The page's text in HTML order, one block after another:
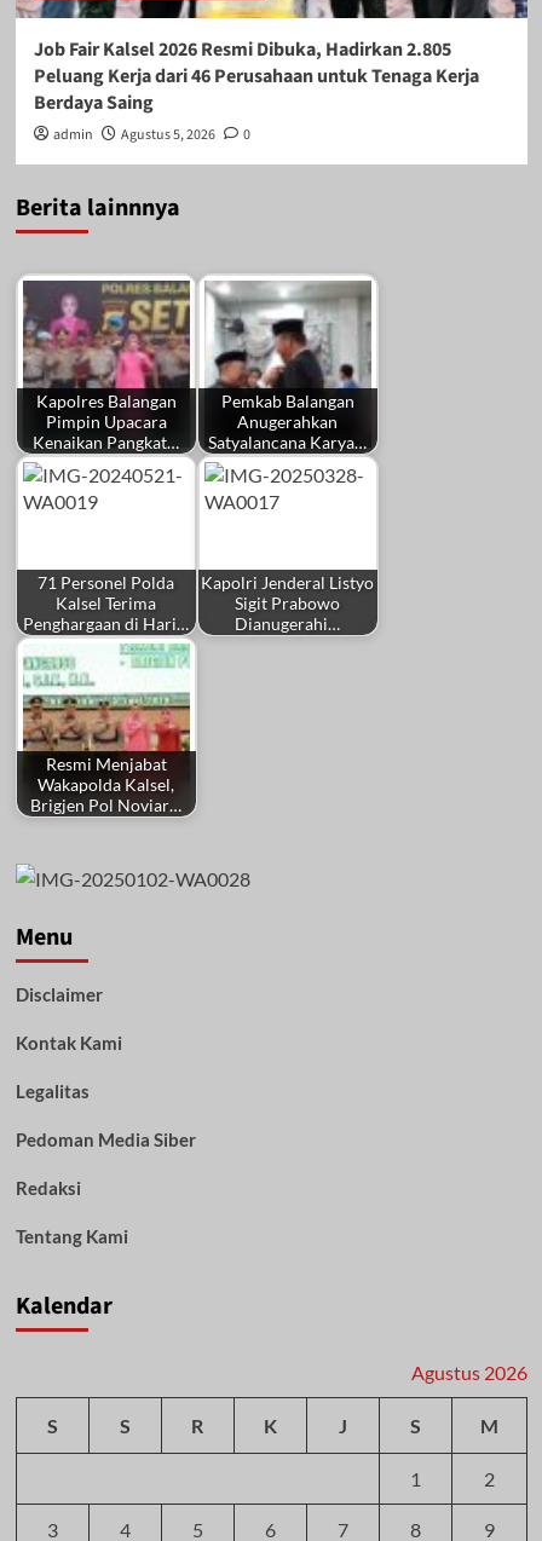
Job Fair Kalsel 2026 Resmi Dibuka, Hadirkan 2.805
Peluang Kerja dari 46 Perusahaan untuk Tenaga Kerja
Berdaya Saing
admin Agustus 5, 2026 0
Berita lainnnya
Kapolres Balangan
Pimpin Upacara
Kenaikan Pangkat…
Pemkab Balangan
Anugerahkan
Satyalancana Karya…
71 Personel Polda
Kalsel Terima
Penghargaan di Hari…
Kapolri Jenderal Listyo
Sigit Prabowo
Dianugerahi…
Resmi Menjabat
Wakapolda Kalsel,
Brigjen Pol Noviar…
Menu
Disclaimer
Kontak Kami
Legalitas
Pedoman Media Siber
Redaksi
Tentang Kami
Kalendar
Agustus 2026
S S R K J S M
1 2
3 4 5 6 7 8 9